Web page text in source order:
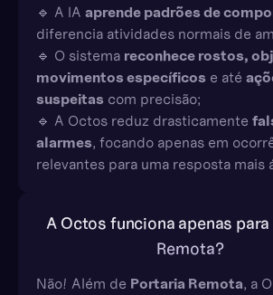
🔹 A IA aprende padrões de
diferencia atividades normais de
🔹 O sistema reconhece rostos,
movimentos específicos e até
suspeitas com precisão;
🔹 A Octos reduz drasticamente
alarmes, focando apenas em
relevantes para uma resposta mais
A Octos funciona apenas
Remota?
Não! Além de Portaria Remota, a